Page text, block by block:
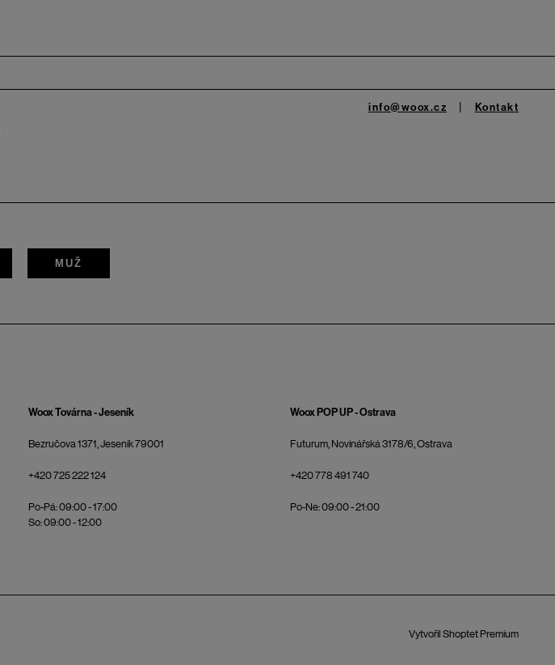
info@woox.cz Kontakt
MUŽ
Woox Továrna - Jeseník
Bezručova 1371, Jeseník 79001
+420 725 222 124
Po-Pá: 09:00 - 17:00
So: 09:00 - 12:00
Woox POP UP - Ostrava
Futurum, Novinářská 3178/6, Ostrava
+420 778 491 740
Po-Ne: 09:00 - 21:00
Vytvořil Shoptet Premium